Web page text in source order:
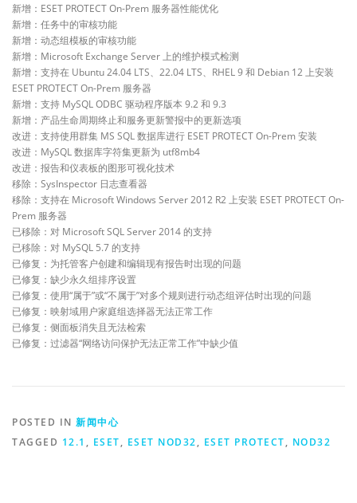
新增：ESET PROTECT On-Prem 服务器性能优化
新增：任务中的审核功能
新增：动态组模板的审核功能
新增：Microsoft Exchange Server 上的维护模式检测
新增：支持在 Ubuntu 24.04 LTS、22.04 LTS、RHEL 9 和 Debian 12 上安装
ESET PROTECT On-Prem 服务器
新增：支持 MySQL ODBC 驱动程序版本 9.2 和 9.3
新增：产品生命周期终止和服务更新警报中的更新选项
改进：支持使用群集 MS SQL 数据库进行 ESET PROTECT On-Prem 安装
改进：MySQL 数据库字符集更新为 utf8mb4
改进：报告和仪表板的图形可视化技术
移除：SysInspector 日志查看器
移除：支持在 Microsoft Windows Server 2012 R2 上安装 ESET PROTECT On-
Prem 服务器
已移除：对 Microsoft SQL Server 2014 的支持
已移除：对 MySQL 5.7 的支持
已修复：为托管客户创建和编辑现有报告时出现的问题
已修复：缺少永久组排序设置
已修复：使用“属于”或“不属于”对多个规则进行动态组评估时出现的问题
已修复：映射域用户家庭组选择器无法正常工作
已修复：侧面板消失且无法检索
已修复：过滤器“网络访问保护无法正常工作”中缺少值
POSTED IN 新闻中心
TAGGED 12.1 , ESET, ESET NOD32, ESET PROTECT, NOD32